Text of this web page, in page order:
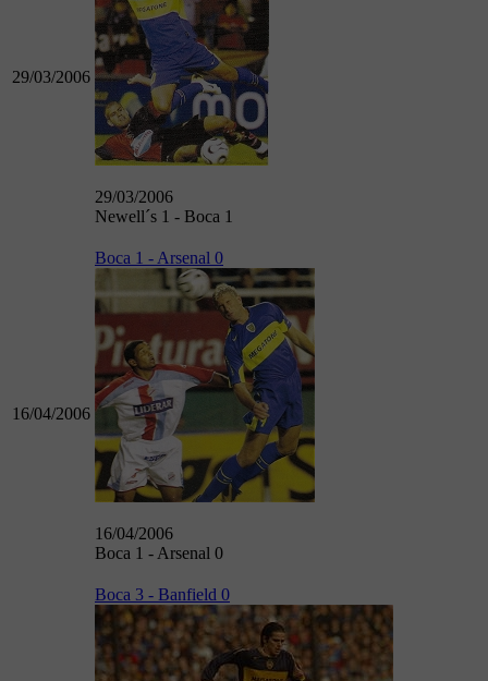
29/03/2006
29/03/2006
Newell´s 1 - Boca 1
16/04/2006
Boca 1 - Arsenal 0
16/04/2006
Boca 1 - Arsenal 0
Boca 3 - Banfield 0